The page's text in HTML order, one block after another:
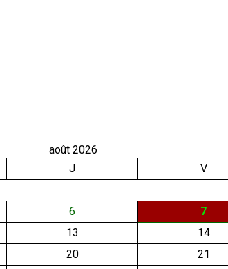
août 2026
J V
6
7
13
14
20 21